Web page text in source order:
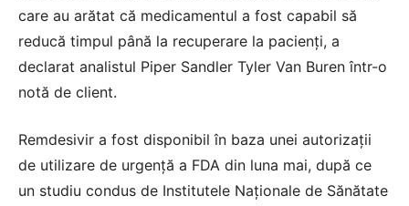
care au arătat că medicamentul a fost capabil să
reducă timpul până la recuperare la pacienți, a
declarat analistul Piper Sandler Tyler Van Buren într-o
notă de client.
Remdesivir a fost disponibil în baza unei autorizații
de utilizare de urgență a FDA din luna mai, după ce
un studiu condus de Institutele Naționale de Sănătate